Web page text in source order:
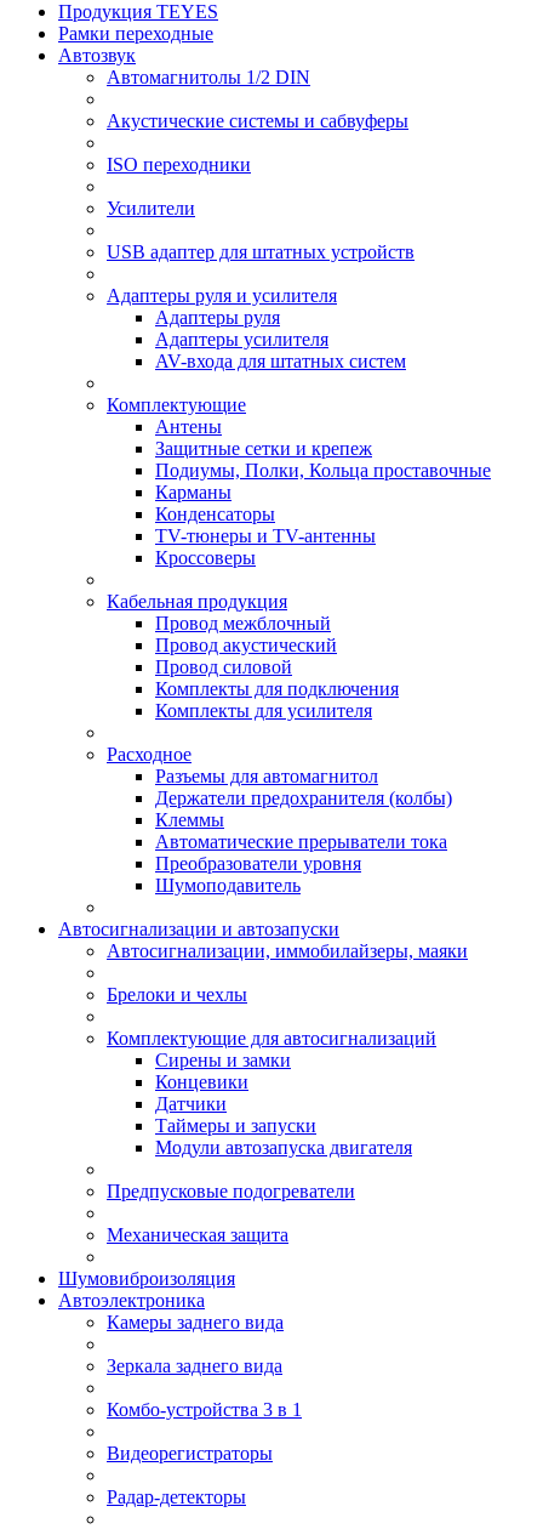
Продукция TEYES
Рамки переходные
Автозвук
Автомагнитолы 1/2 DIN
Акустические системы и сабвуферы
ISO переходники
Усилители
USB адаптер для штатных устройств
Адаптеры руля и усилителя
Адаптеры руля
Адаптеры усилителя
AV-входа для штатных систем
Комплектующие
Антены
Защитные сетки и крепеж
Подиумы, Полки, Кольца проставочные
Карманы
Конденсаторы
TV-тюнеры и TV-антенны
Кроссоверы
Кабельная продукция
Провод межблочный
Провод акустический
Провод силовой
Комплекты для подключения
Комплекты для усилителя
Расходное
Разъемы для автомагнитол
Держатели предохранителя (колбы)
Клеммы
Автоматические прерыватели тока
Преобразователи уровня
Шумоподавитель
Автосигнализации и автозапуски
Автосигнализации, иммобилайзеры, маяки
Брелоки и чехлы
Комплектующие для автосигнализаций
Сирены и замки
Концевики
Датчики
Таймеры и запуски
Модули автозапуска двигателя
Предпусковые подогреватели
Механическая защита
Шумовиброизоляция
Автоэлектроника
Камеры заднего вида
Зеркала заднего вида
Комбо-устройства 3 в 1
Видеорегистраторы
Радар-детекторы